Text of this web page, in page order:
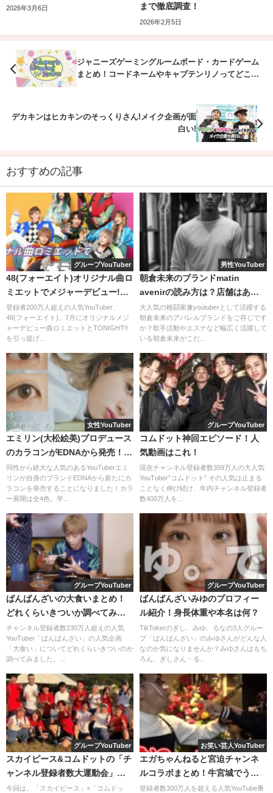
バイデイライト神プレイ集【勝手に斧振らな
いで】
この動画は、2020年4月16日に公開されていて288万回以上
2020年7月8日の【#1】EIKOがデトロイトビカムヒューマ
ンを生配信！【ゲーム実況】
画のダイジェスト版です。
111万回以上の視聴されていますが、ダイジェスト版は約6
分の動画にまとめられ、凝縮されています。
コントローラーの不調でゲーム中勝手に斧を振るというハ
プニングが！
お笑いの神が降りてきたと言っても過言ではありません。
何度も何度も「勝手に斧振らないで」と連呼し、視聴者の
爆笑を得る狩野英孝さん。
この動画で、狩野さんのゲーム動画の人気がで始めたと言
っても過言ではありません。
ところが、そのおかげで敵にヒットするというゲームの神
も舞い降りた瞬間も見れます。
2026年3月6日
まで徹底調査！
2026年2月5日
ジャニーズゲーミングルームボード・カードゲーム
まとめ！コードネームやキャプテンリノってどこで
デカキンはヒカキンのそっくりさん!メイク企画が面
白い!
おすすめの記事
グループYouTuber
48(フォーエイト)オリジナル曲ロ
ミエットでメジャーデビュー!ラ
イブ開催も?
登録者200万人超えの人気YouTuber、
48(フォーエイト)。7月にオリジナルメジ
ャーデビュー曲ロミエットとTONIGHT!!
を引っ提げ...
男性YouTuber
朝倉未来のブランドmatin
avenirの読み方は？店舗はあ
る・ホームページ販売のみ？
大人気の格闘家兼youtuberとして活躍する
朝倉未来のアパレルブランドをご存じです
か？歌手活動やエステなど幅広く活躍して
いる朝倉未来がこだ...
女性YouTuber
エミリン(大松絵美)プロデュース
のカラコンがEDNAから発売！口
コミや人気は？
同性から絶大な人気のあるYouTuberエミ
リンが自身のブランドEDNAから新たにカ
ラコンを発売することになりました！カラ
ー展開は全4色。学...
グループYouTuber
コムドット神回エピソード！人
気動画はこれ！
現在チャンネル登録者数359万人の大人気
YouTuber”コムドット” その人気は止まる
ことなく伸び続け、年内チャンネル登録者
数400万人を...
グループYouTuber
ばんばんざいの大食いまとめ！
どれくらいきついか調べてみ
た！
チャンネル登録者数230万人超えの人気
YouTuber「ばんばんざい」の人気企画
「大食い」についてどれくらいきついのか
調べてみました。...
グループYouTuber
ばんばんざいみゆのプロフィー
ル紹介！身長体重や本名は何？
TikTokerのぎし、みゆ、るなの3人グルー
プ「ばんばんざい」のみゆさんがどんな人
なのか気になりませんか？みゆさんはもち
ろん、ぎしさん・る...
グループYouTuber
スカイピース&コムドットの「チ
ャンネル登録者数大運動会」ダ
イジェストでまとめました！
今回は、「スカイピース」×「コムドッ
お笑い芸人YouTuber
エガちゃんねると宮迫チャンネ
ルコラボまとめ！牛宮城でうま
しら連発？
登録者数300万人を超える人気YouTube番